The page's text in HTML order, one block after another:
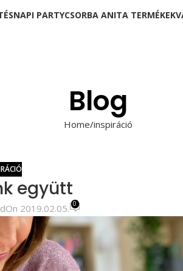
PARTYCSORBA ANITA TERMÉKEK
Blog
Home inspiráció
együtt
On 2019.02.05. 0